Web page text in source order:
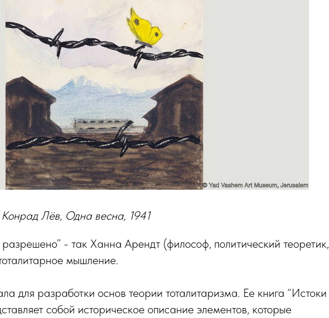
Лёв, Одна весна, 1941
- так Ханна Арендт (философ, политический теоретик,
мышление.
для разработки основ теории тоталитаризма. Ее книга “Истоки
собой историческое описание элементов, которые